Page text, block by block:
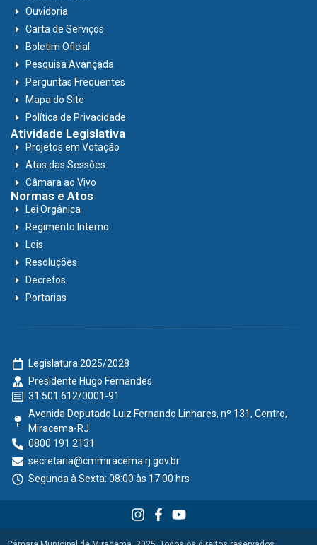
Ouvidoria
Carta de Serviços
Boletim Oficial
Pesquisa Avançada
Perguntas Frequentes
Mapa do Site
Política de Privacidade
Atividade Legislativa
Projetos em Votação
Atas das Sessões
Câmara ao Vivo
Normas e Atos
Lei Orgânica
Regimento Interno
Leis
Resoluções
Decretos
Portarias
Legislatura 2025/2028
Presidente Hugo Fernandes
31.501.612/0001-91
Avenida Deputado Luiz Fernando Linhares, nº 131, Centro,
Miracema-RJ
0800 191 2131
secretaria@cmmiracema.rj.gov.br
Segunda à Sexta: 08:00 às 17:00 hrs